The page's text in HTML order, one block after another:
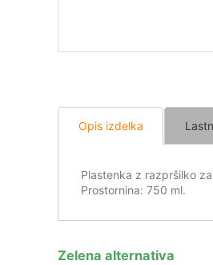
Opis izdelka
Plastenka z razpršilko
Prostornina: 750 ml.
Zelena alternativa